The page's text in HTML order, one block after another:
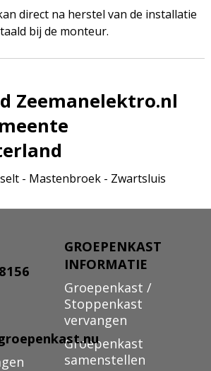
direct na herstel van de installatie
bij de monteur.
Zeemanelektro.nl
- Mastenbroek - Zwartsluis
GROEPENKAST
INFORMATIE
Groepenkast /
Stoppenkast
vervangen
Groepenkast
samenstellen